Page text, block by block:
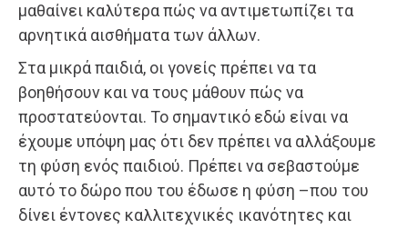
μαθαίνει καλύτερα πώς να αντιμετωπίζει τα
αρνητικά αισθήματα των άλλων.
Στα μικρά παιδιά, οι γονείς πρέπει να τα
βοηθήσουν και να τους μάθουν πώς να
προστατεύονται. Το σημαντικό εδώ είναι να
έχουμε υπόψη μας ότι δεν πρέπει να αλλάξουμε
τη φύση ενός παιδιού. Πρέπει να σεβαστούμε
αυτό το δώρο που του έδωσε η φύση –που του
δίνει έντονες καλλιτεχνικές ικανότητες και